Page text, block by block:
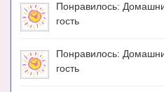
Приложения для Android
Опросы
Понравилось:
гость
Понравилось:
гость